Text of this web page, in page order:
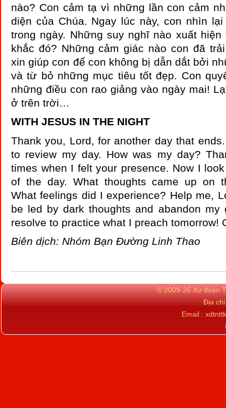
nào? Con cảm tạ vì những lần con cảm
diện của Chúa. Ngay lúc này, con nhìn
trong ngày. Những suy nghĩ nào xuất
khắc đó? Những cảm giác nào con đã
xin giúp con để con không bị dẫn dắt bởi
và từ bỏ những mục tiêu tốt đẹp. Con
những điều con rao giảng vào ngày mai!
ở trên trời…
WITH JESUS IN THE NIGHT
Thank you, Lord, for another day that
to review my day. How was my day?
times when I felt your presence. Now I
of the day. What thoughts came up on
What feelings did I experience? Help me,
be led by dark thoughts and abandon my
resolve to practice what I preach tomorrow!
Biên dịch: Nhóm Bạn Đường Linh Thao
© 2009-26 Xứ đoàn
Địa
Email :